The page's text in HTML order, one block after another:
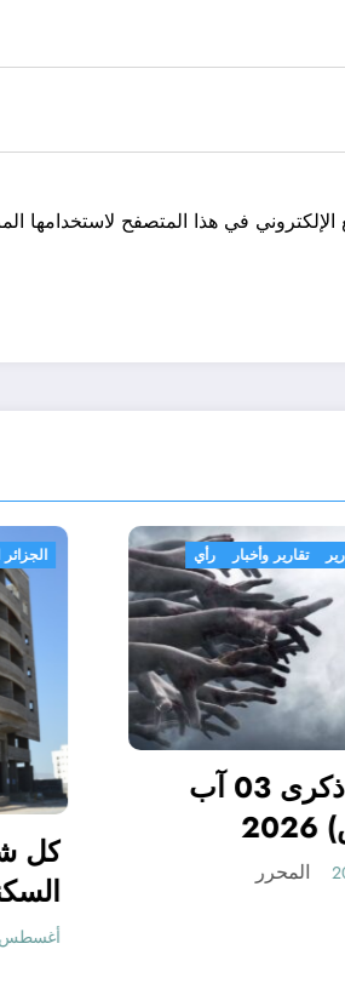
في هذا المتصفح لاستخدامها
تعاليق حرة تقارير تقارير وأخبار رأي
بغضُ مِنْ ذكرى 03 آب
(أغسطس) 2026
أغسطس 5, 2026